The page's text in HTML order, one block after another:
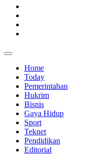
Home
Today
Pemerintahan
Hukrim
Bisnis
Gaya Hidup
Sport
Teknet
Pendidikan
Editorial